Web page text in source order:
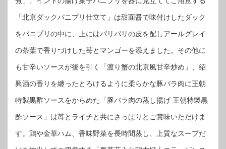
「北京ダックパニプリ仕立て」は甜面醤で味付けしたダック
をパニプリの中に、上にはパリパリの皮を配しアールグレイ
の茶葉で香りづけした苺とマンゴーを添えました。その他に
も甘辛いソースが後を引く「渡り蟹の北京風甘辛炒め」、紹
興酒の香りを纏ったとろけるように柔らかな豚バラ肉に王朝
特製黒酢ソースをからめた「豚バラ肉の蒸し揚げ 王朝特製黒
酢ソース」は苺とライチと共にさっぱりとご賞味いただけま
す。鶏や金華ハム、香味野菜を長時間蒸し、上質なスープだ